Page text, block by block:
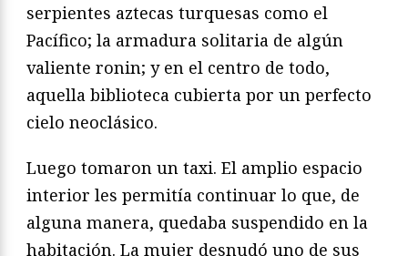
serpientes aztecas turquesas como el
Pacífico; la armadura solitaria de algún
valiente ronin; y en el centro de todo,
aquella biblioteca cubierta por un perfecto
cielo neoclásico.
Luego tomaron un taxi. El amplio espacio
interior les permitía continuar lo que, de
alguna manera, quedaba suspendido en la
habitación. La mujer desnudó uno de sus